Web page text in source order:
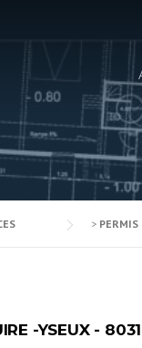
> PERMIS
-YSEUX -